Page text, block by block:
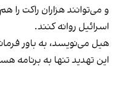
و می‌توانند هزاران راکت
اسرائیل روانه کنند.
هیل می‌نویسد، به باور
این تهدید تنها به برنامه